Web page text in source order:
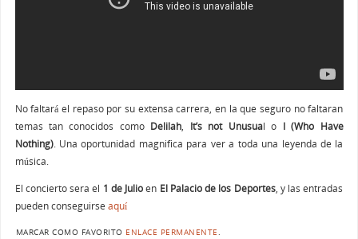
No faltará el repaso por su extensa carrera, en la que seguro no faltaran
temas tan conocidos como Delilah It’s not Unusual o I (Who Have
Nothing). Una oportunidad magnifica para ver a toda una leyenda de la
música.
El concierto sera el 1 de Julioen El Palacio de los Deportes, y las entradas
pueden conseguirse aquí
MARCAR COMO FAVORITO ENLACE PERMANENTE.